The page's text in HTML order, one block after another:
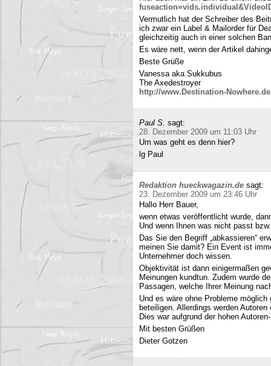
Vermutlich hat der Schreiber des
ich zwar ein Label & Mailorder für
gleichzeitig auch in einer solchen
Es wäre nett, wenn der Artikel
Beste Grüße
Vanessa aka Sukkubus
The Axedestroyer
http://www.Destination-Nowhere.de
Paul S. sagt:
28. Dezember 2009 um 11:03 Uhr
Um was geht es denn hier?
lg Paul
Redaktion hueckwagazin.de sagt:
23. Dezember 2009 um 23:46 Uhr
Hallo Herr Bauer,
wenn etwas veröffentlicht wurde,
Und wenn Ihnen was nicht passt
Das Sie den Begriff „abkassieren“
meinen Sie damit? Ein Event ist
Unternehmer doch wissen.
Objektivität ist dann einigermaßen
Meinungen kundtun. Zudem wurde
Passagen, welche Ihrer Meinung
Und es wäre ohne Probleme
beteiligen. Allerdings werden
Dies war aufgrund der hohen
Mit besten Grüßen
Dieter Gotzen